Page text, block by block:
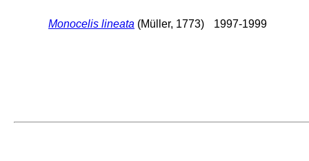
Monocelis lineata (Müller, 1773) 1997-1999